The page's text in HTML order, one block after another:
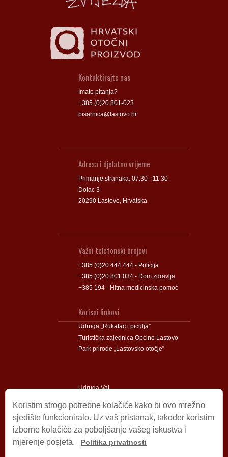
Kontaktirajte nas
Imate pitanja?
+385 (0)20 801-023
pisarnica@lastovo.hr
Adresa i djelatno vrijeme
Primanje stranaka: 07:30 - 11:30
Dolac 3
20290 Lastovo, Hrvatska
Važni telefonski brojevi
+385 (0)20 444 444 - Policija
+385 (0)20 801 034 - Dom zdravlja
+385 194 - Hitna medicinska pomoć
Korisni linkovi
Udruga „Rukatac i piculja”
Turistička zajednica Općine Lastovo
Park prirode „Lastovsko otočje”
Udruga Val
Impressum
© 2009 – 2026 Općina Lastovo.
Koristim strogo potrebne kolačiće kako bi ovo mrežno
sjedište funkcioniralo. Uz vaš pristanak, također koristim
izborne kolačiće za poboljšanje vašeg iskustva i
mjerenje posjeta.
Politika privatnosti